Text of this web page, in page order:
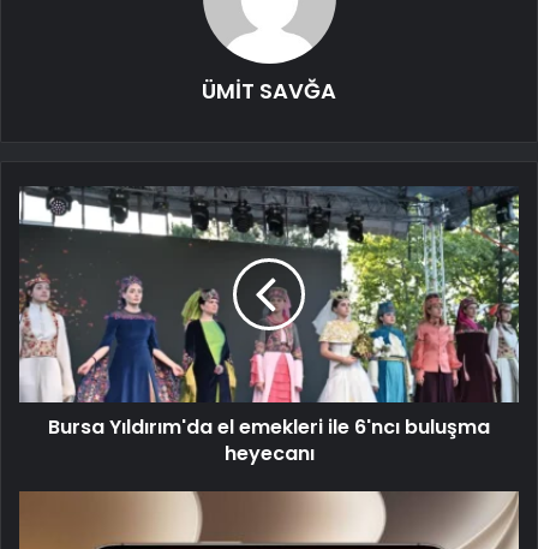
ÜMİT SAVĞA
Bursa Yıldırım'da el emekleri ile 6'ncı buluşma
heyecanı